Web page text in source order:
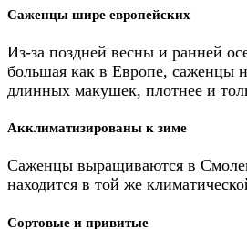
Саженцы шире европейских
Из-за поздней весны и ранней
большая как в Европе, саженцы
длинных макушек, плотнее и
Акклиматизированы к зиме
Саженцы выращиваются в
находится в той же
Сортовые и привитые